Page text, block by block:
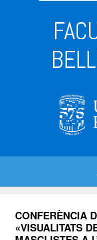
CONFERÈNCIA
«VISUALITATS